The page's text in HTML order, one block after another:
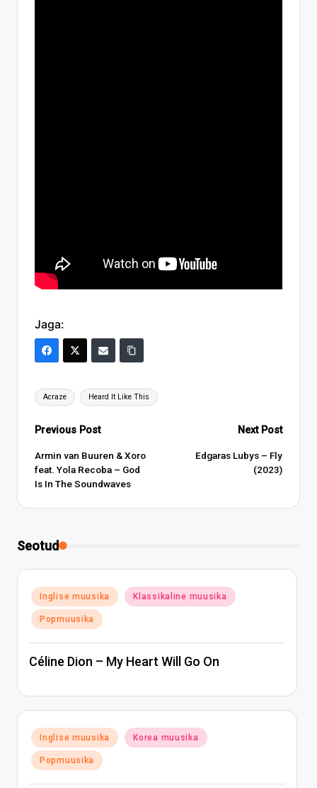
Jaga:
Tags:
Acraze Heard It Like This
Post
navigation
Previous Post
Armin van Buuren & Xoro
feat. Yola Recoba – God
Is In The Soundwaves
Next Post
Edgaras Lubys – Fly
(2023)
Seotud
Posted
in
Inglise muusika Klassikaline muusika
Popmuusika
Céline Dion – My Heart Will Go On
Posted
in
Inglise muusika Korea muusika
Popmuusika